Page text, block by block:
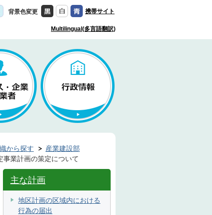
背景色変更 携帯サイト
Multilingual(多言語翻訳)
から探す
産業建設部
事業計画の策定について
主な計画
地区計画の区域内における
行為の届出